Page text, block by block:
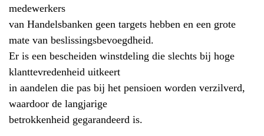
medewerkers
van Handelsbanken geen targets hebben en een grote
mate van beslissingsbevoegdheid.
Er is een bescheiden winstdeling die slechts bij hoge
klanttevredenheid uitkeert
in aandelen die pas bij het pensioen worden verzilverd,
waardoor de langjarige
betrokkenheid gegarandeerd is.